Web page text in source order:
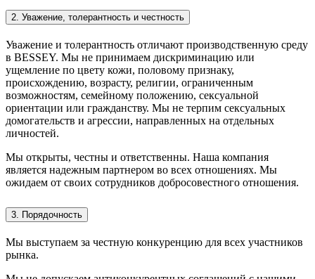
2. Уважение, толерантность и честность
Уважение и толерантность отличают производственную среду
в BESSEY. Мы не принимаем дискриминацию или
ущемление по цвету кожи, половому признаку,
происхождению, возрасту, религии, ограниченным
возможностям, семейному положению, сексуальной
ориентации или гражданству. Мы не терпим сексуальных
домогательств и агрессии, направленных на отдельных
личностей.
Мы открыты, честны и ответственны. Наша компания
является надежным партнером во всех отношениях. Мы
ожидаем от своих сотрудников добросовестного отношения.
3. Порядочность
Мы выступаем за честную конкуренцию для всех участников
рынка.